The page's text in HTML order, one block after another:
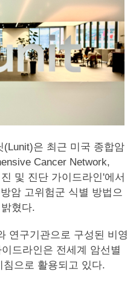
은 최근 미국 종합암
Cancer Network,
및 진단 가이드라인'에서
암 고위험군 식별 방법으
혔다.
연구기관으로 구성된 비영
드라인은 전세계 암선별
으로 활용되고 있다.